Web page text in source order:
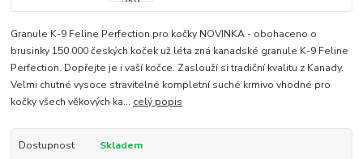
Granule K-9 Feline Perfection pro kočky NOVINKA - obohaceno o
brusinky 150 000 českých koček už léta zná kanadské granule K-9 Feline
Perfection. Dopřejte je i vaší kočce. Zaslouží si tradiční kvalitu z Kanady.
Velmi chutné vysoce stravitelné kompletní suché krmivo vhodné pro
kočky všech věkových ka... celý popis
Dostupnost Skladem